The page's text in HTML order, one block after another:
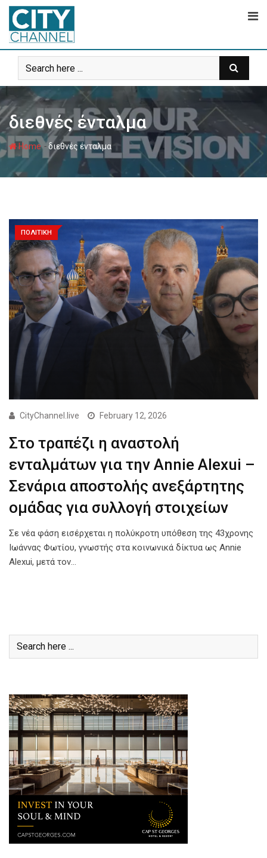
Skip
content
διεθνές ένταλμα
Home-διεθνές ένταλμα
ΠΟΛΙΤΙΚΗ
CityChannel.live February 12, 2026
Στο τραπέζι η αναστολή
ενταλμάτων για την Annie Alexui –
Σενάρια αποστολής ανεξάρτητης
ομάδας για συλλογή στοιχείων
Σε νέα φάση εισέρχεται η πολύκροτη υπόθεση της 43χρονης
Ιωάννας Φωτίου, γνωστής στα κοινωνικά δίκτυα ως Annie
Alexui, μετά τον…